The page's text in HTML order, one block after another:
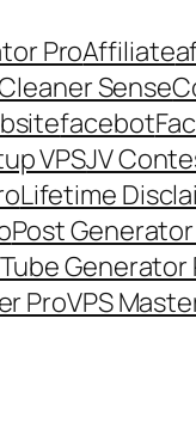
ProAffiliate
Sense
facebot
VPSJV
Lifetime
Post
Tube Generator
ProVPS